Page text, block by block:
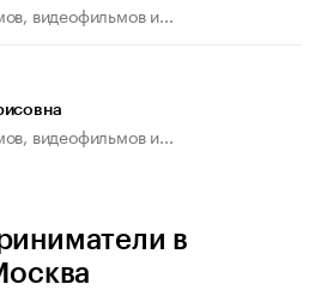
видеофильмов и...
видеофильмов и...
в